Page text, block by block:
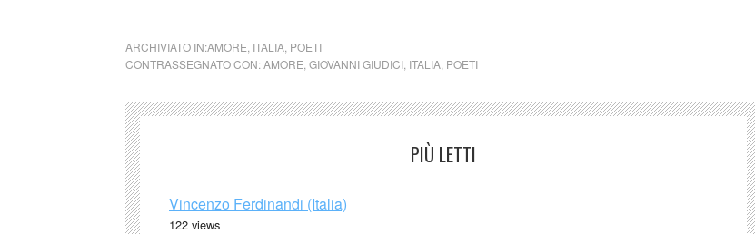
ARCHIVIATO IN:AMORE ITALIA POETI
CONTRASSEGNATO CON:AMORE GIOVANNI GIUDICI ITALIA POETI
PIÙ LETTI
Vincenzo Ferdinandi (Italia)
122 views